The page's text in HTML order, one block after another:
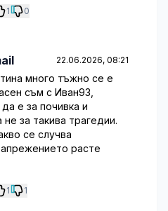
1 0
22.06.2026, 08:21
много тъжно се е
съм с Иван93,
е за почивка и
за такива трагедии.
се случва
расте
1 1